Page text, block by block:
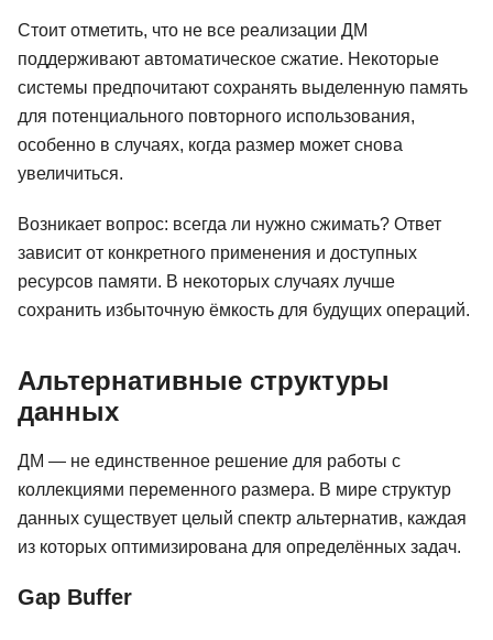
Стоит отметить, что не все реализации ДМ
поддерживают автоматическое сжатие. Некоторые
системы предпочитают сохранять выделенную память
для потенциального повторного использования,
особенно в случаях, когда размер может снова
увеличиться.
Возникает вопрос: всегда ли нужно сжимать? Ответ
зависит от конкретного применения и доступных
ресурсов памяти. В некоторых случаях лучше
сохранить избыточную ёмкость для будущих операций.
Альтернативные структуры
данных
ДМ — не единственное решение для работы с
коллекциями переменного размера. В мире структур
данных существует целый спектр альтернатив, каждая
из которых оптимизирована для определённых задач.
Gap Buffer